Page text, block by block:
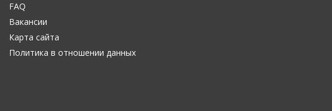
FAQ
Вакансии
Карта сайта
Политика в отношении данных